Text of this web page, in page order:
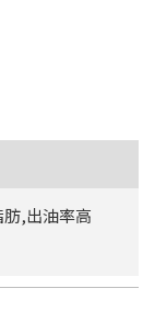
,出油率高